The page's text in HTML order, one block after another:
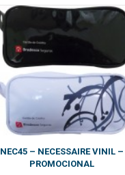
NEC45 – NECESSAIRE VINIL –
PROMOCIONAL